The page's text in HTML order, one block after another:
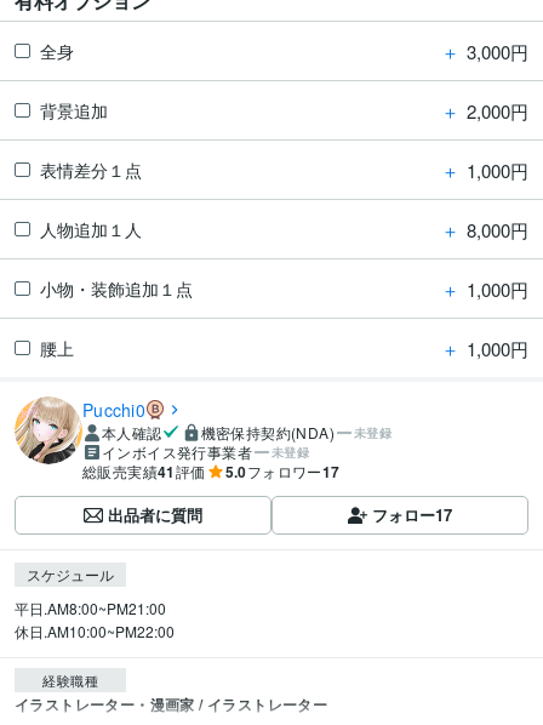
全身 ＋ 3,000円
背景追加 ＋ 2,000円
表情差分１点 ＋ 1,000円
人物追加１人 ＋ 8,000円
小物・装飾追加１点 ＋ 1,000円
腰上 ＋ 1,000円
Pucchi0
本人確認 機密保持契約(NDA) 未登録
インボイス発行事業者 未登録
総販売実績41評価 5.0フォロワー17
出品者に質問 フォロー17
スケジュール
平日.AM8:00~PM21:00
休日.AM10:00~PM22:00
経験職種
イラストレーター・漫画家 / イラストレーター